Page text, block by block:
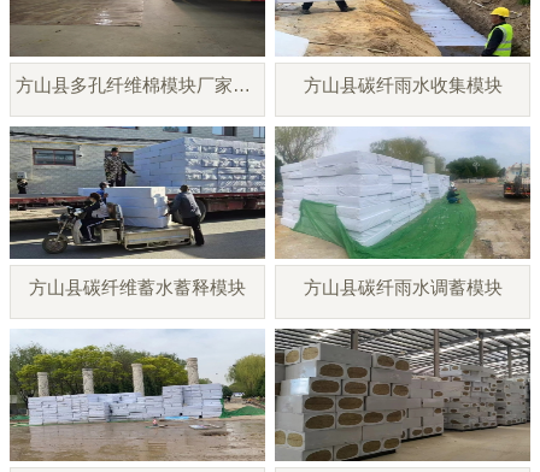
方山县多孔纤维棉模块厂家直销 方山县碳纤雨水收集模块
方山县碳纤维蓄水蓄释模块 方山县碳纤雨水调蓄模块